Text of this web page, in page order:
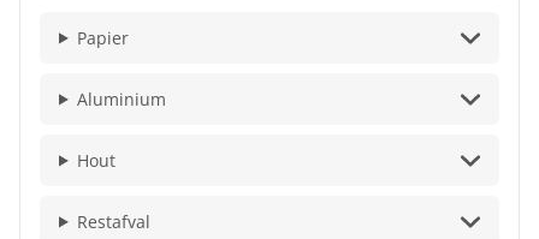
Papier
Aluminium
Hout
Restafval